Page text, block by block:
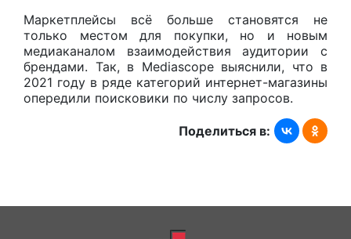
Маркетплейсы всё больше становятся не
только местом для покупки, но и новым
медиаканалом взаимодействия аудитории с
брендами. Так, в Mediascope выяснили, что в
2021 году в ряде категорий интернет-магазины
опередили поисковики по числу запросов.
Поделиться в: